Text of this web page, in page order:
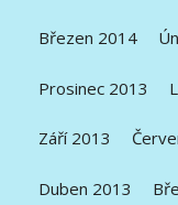
Březen 2014
Prosinec 2013
Září 2013
Duben 2013